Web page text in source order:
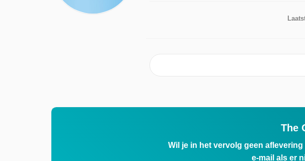
The
Wil je in het vervolg geen
e-mail als er